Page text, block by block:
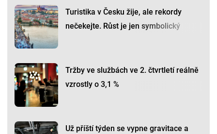
Turistika v Česku žije, ale rekordy
nečekejte. Růst je jen symbolický
Tržby ve službách ve 2. čtvrtletí reálně
vzrostly o 3,1 %
Už příští týden se vypne gravitace a